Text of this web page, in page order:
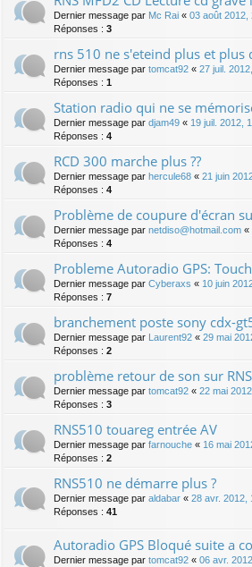
Dernier message par Mc Rai « 03 août 2012,
Réponses : 3
rns 510 ne s'eteind plus et plus
Dernier message par tomcat92 « 27 juil.
Réponses : 1
Station radio qui ne se
Dernier message par djam49 « 19 juil. 2012,
Réponses : 4
RCD 300 marche plus ??
Dernier message par hercule68 « 21 juin
Réponses : 4
Problème de coupure d'écran
Dernier message par netdiso@hotmail.com «
Réponses : 4
Probleme Autoradio GPS:
Dernier message par Cyberaxs « 10 juin
Réponses : 7
branchement poste sony cdx-
Dernier message par Laurent92 « 29 mai
Réponses : 2
problème retour de son sur
Dernier message par tomcat92 « 22 mai
Réponses : 3
RNS510 touareg entrée AV
Dernier message par farnouche « 16 mai
Réponses : 2
RNS510 ne démarre plus ?
Dernier message par aldabar « 28 avr. 2012,
Réponses : 41
Autoradio GPS Bloqué suite a
Dernier message par tomcat92 « 06 avr.